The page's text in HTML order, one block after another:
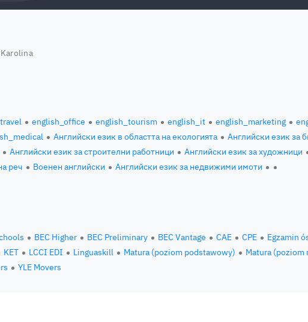
english_office english_tourism english_it english_marketing
Английски език в областта на екологията
Английски език за
Английски език за строителни работници Английски език за художници
реч Военен английски Английски език за недвижими имоти
BEC Higher BEC Preliminary BEC Vantage CAE CPE Egzamin
KET LCCI EDI Linguaskill Matura (poziom podstawowy) Matura (poziom
YLE Movers